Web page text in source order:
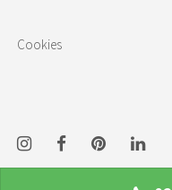
Cookies